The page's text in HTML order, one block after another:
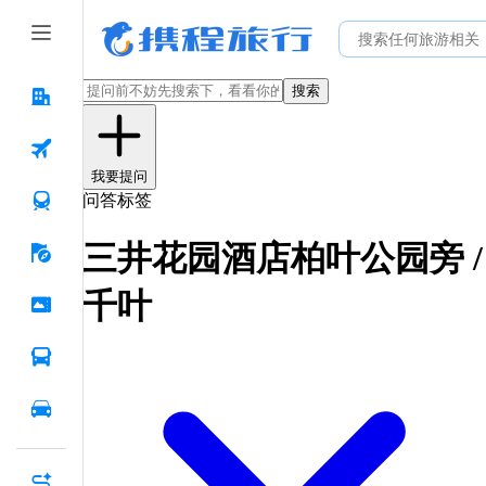
搜索
我要提问
问答标签
三井花园酒店柏叶公园旁 /
千叶